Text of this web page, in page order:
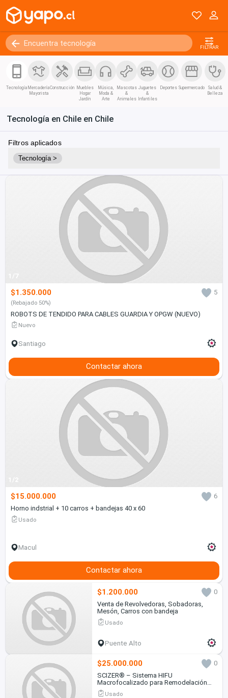
FILTRAR
Tecnología Mercadería
Mayorista
Construcción Muebles
Hogar
Jardín
Música,
Moda &
Arte
Mascotas
&
Animales
Juguetes
&
Infantiles
Deportes Supermercado
Salud &
Belleza
Tecnología en Chile en Chile
Filtros aplicados
Tecnología >
1/7
$1.350.000 5
(Rebajado 50%)
ROBOTS DE TENDIDO PARA CABLES GUARDIA Y OPGW (NUEVO)
Nuevo
Santiago
Contactar ahora
1/2
$15.000.000
6
Horno indstrial + 10 carros + bandejas 40 x 60
Usado
Macul
Contactar ahora
$1.200.000
0
Venta de Revolvedoras, Sobadoras,
Mesón, Carros con bandeja
Usado
Puente Alto
$25.000.000
0
SCIZER® – Sistema HIFU
Macrofocalizado para Remodelación
Corporal
Usado